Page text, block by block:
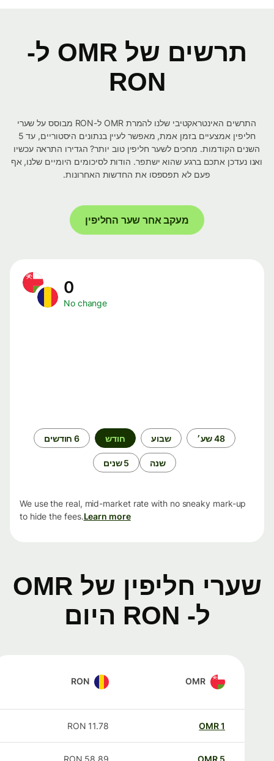
תרשים של OMR ל-
RON
התרשים האינטראקטיבי שלנו להמרת OMR ל-RON מבוסס על שערי
חליפין אמצעיים בזמן אמת, מאפשר לעיין בנתונים היסטוריים, עד 5
השנים הקודמות. מחכים לשער חליפין טוב יותר? הגדירו התראה עכשיו
ואנו נעדכן אתכם ברגע שהוא ישתפר. הודות לסיכומים היומיים שלנו, אף
פעם לא תפספסו את החדשות האחרונות.
מעקב אחר שער החליפין
No change
48 שע׳ שבוע חודש 6 חודשים
שנה 5 שנים
We use the real, mid-market rate with no sneaky mark-up
to hide the fees.Learn more
שערי חליפין של OMR
ל- RON היום
OMR
RON
OMR
11.78
RON